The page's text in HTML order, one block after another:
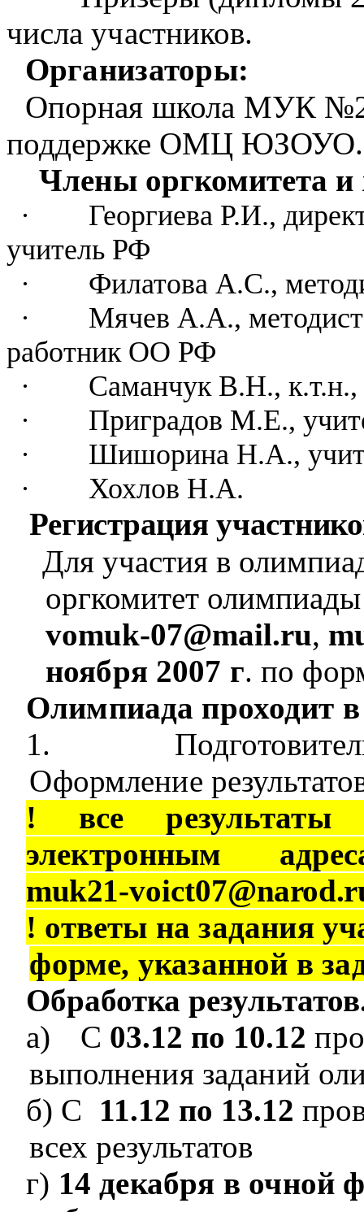
числа участников.
Организаторы:
Опорная школа МУК
поддержке ОМЦ ЮЗОУО.
Члены оргкомитета
·
Георгиева Р.И.,
учитель РФ
·
Филатова А.С.,
·
Мячев А.А.,
работник ОО РФ
·
Саманчук В.Н.,
·
Приградов М.Е.,
·
Шишорина Н.А.,
·
Хохлов Н.А.
Регистрация
Для участия в
оргкомитет
vomuk-07@mail.ru,
ноября 2007 г. по
Олимпиада проходит в
1.
Оформление
! все результаты
электронным
muk21-voict07@narod.
! ответы на задания
форме, указанной в
Обработка
a)
C 03.12 по 10.12
выполнения заданий
б) С
11.12 по 13.12
всех результатов
г) 14 декабря в очной